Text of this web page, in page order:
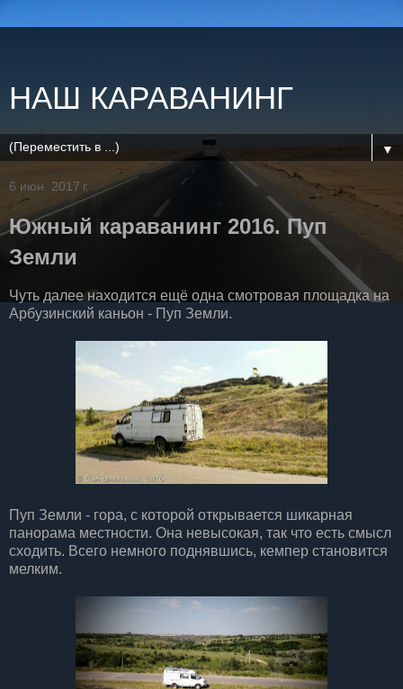
НАШ КАРАВАНИНГ
▼
6 июн. 2017 г.
Южный караванинг 2016. Пуп
Земли
Чуть далее находится ещё одна смотровая площадка на
Арбузинский каньон - Пуп Земли.
Пуп Земли - гора, с которой открывается шикарная
панорама местности. Она невысокая, так что есть смысл
сходить. Всего немного поднявшись, кемпер становится
мелким.